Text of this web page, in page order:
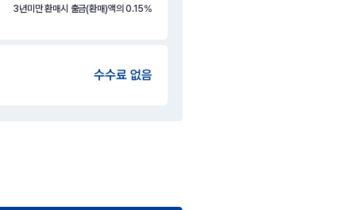
3년미만 환매시 출금(환매)액의 0.15%
수수료 없음